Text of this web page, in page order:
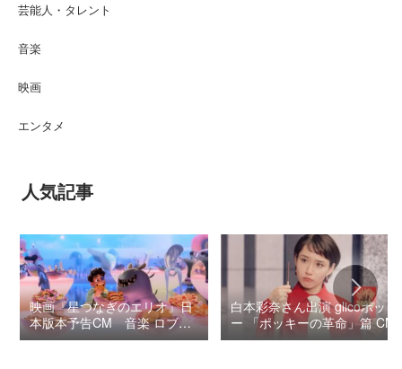
芸能人・タレント
音楽
映画
エンタメ
人気記事
映画『星つなぎのエリオ』日
本版本予告CM 音楽 ロブ・
シモンセン /
白本彩奈さん出演 glicoポッキ
ー 「ポッキーの革命」篇 CM